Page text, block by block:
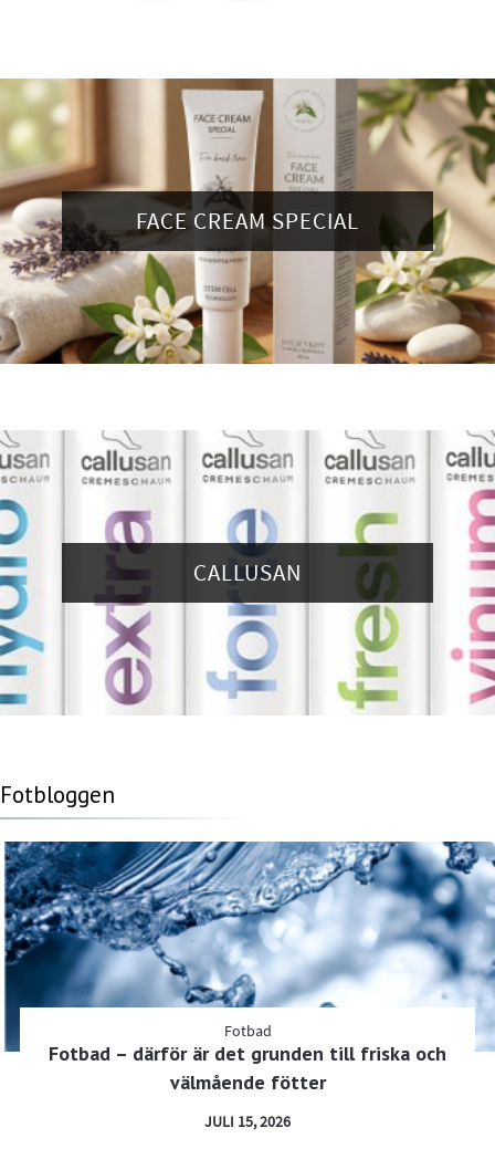
FACE CREAM SPECIAL
CALLUSAN
Fotbloggen
Fotbad
Fotbad – därför är det grunden till friska och
välmående fötter
JULI 15, 2026